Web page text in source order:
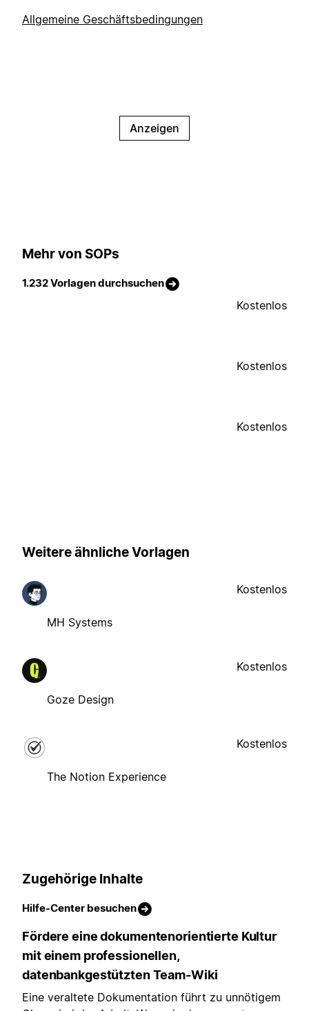
Allgemeine Geschäftsbedingungen
Anzeigen
Mehr von SOPs
1.232 Vorlagen durchsuchen
Kostenlos
Kostenlos
Kostenlos
Weitere ähnliche Vorlagen
MH Systems
Kostenlos
Goze Design
Kostenlos
The Notion Experience
Kostenlos
Zugehörige Inhalte
Hilfe-Center besuchen
Fördere eine dokumentenorientierte Kultur
mit einem professionellen,
datenbankgestützten Team-Wiki
Eine veraltete Dokumentation führt zu unnötigem